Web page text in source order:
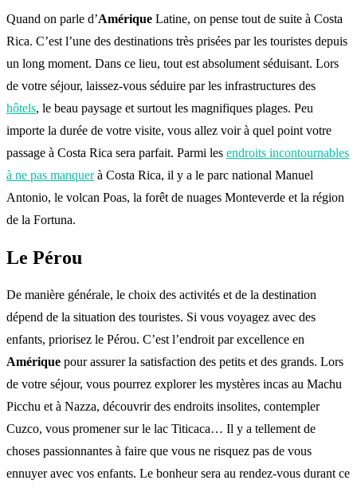
Quand on parle d’Amérique Latine, on pense tout de suite à Costa
Rica. C’est l’une des destinations très prisées par les touristes depuis
un long moment. Dans ce lieu, tout est absolument séduisant. Lors
de votre séjour, laissez-vous séduire par les infrastructures des
hôtels, le beau paysage et surtout les magnifiques plages. Peu
importe la durée de votre visite, vous allez voir à quel point votre
passage à Costa Rica sera parfait. Parmi les endroits incontournables
à ne pas manquerà Costa Rica, il y a le parc national Manuel
Antonio, le volcan Poas, la forêt de nuages Monteverde et la région
de la Fortuna.
Le Pérou
De manière générale, le choix des activités et de la destination
dépend de la situation des touristes. Si vous voyagez avec des
enfants, priorisez le Pérou. C’est l’endroit par excellence en
Amérique pour assurer la satisfaction des petits et des grands. Lors
de votre séjour, vous pourrez explorer les mystères incas au Machu
Picchu et à Nazza, découvrir des endroits insolites, contempler
Cuzco, vous promener sur le lac Titicaca… Il y a tellement de
choses passionnantes à faire que vous ne risquez pas de vous
ennuyer avec vos enfants. Le bonheur sera au rendez-vous durant ce